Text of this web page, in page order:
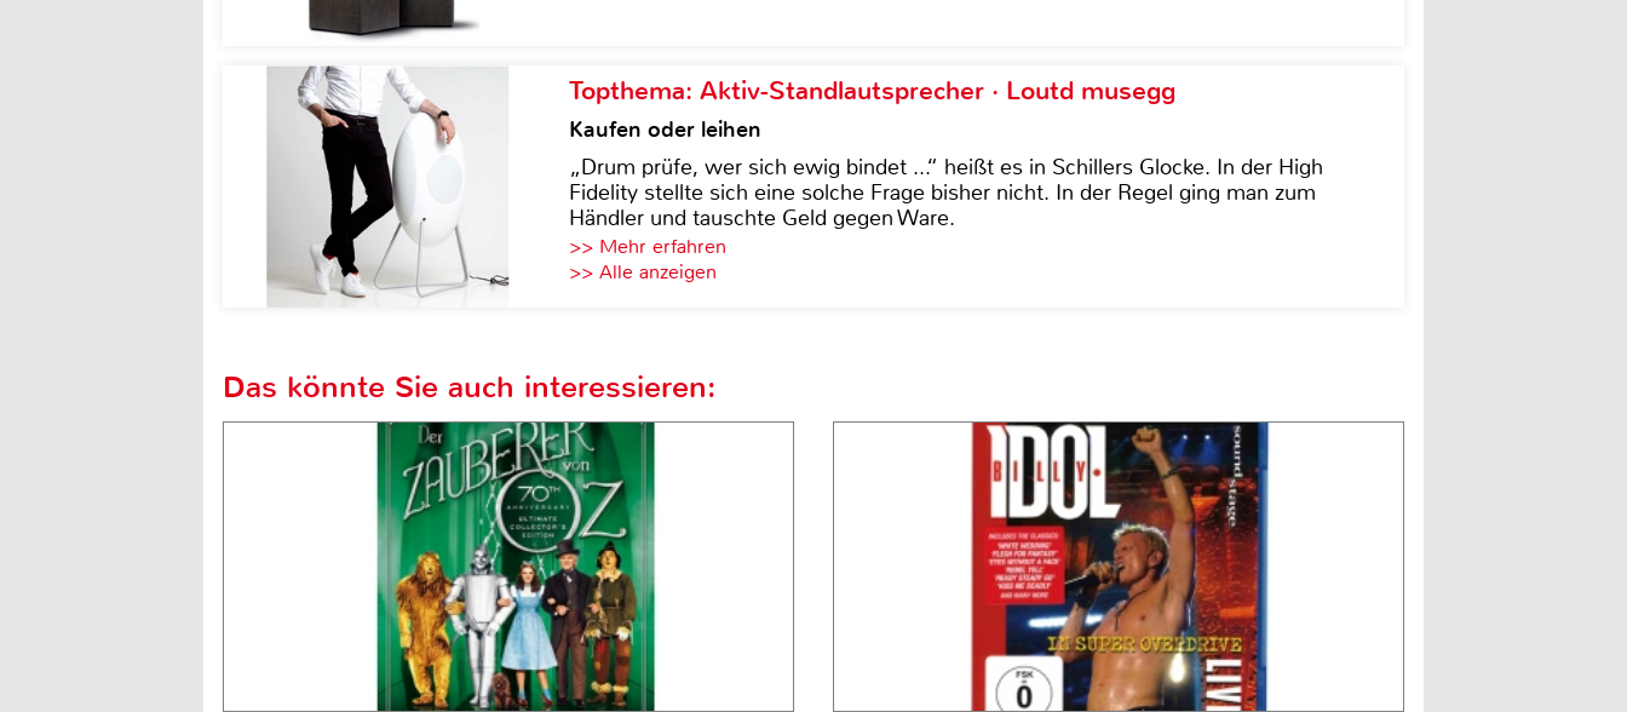
Topthema: Aktiv-Standlautsprecher · Loutd musegg
Kaufen oder leihen
„Drum prüfe, wer sich ewig bindet ...“ heißt es in Schillers Glocke. In der High
Fidelity stellte sich eine solche Frage bisher nicht. In der Regel ging man zum
Händler und tauschte Geld gegen Ware.
>> Mehr erfahren
>> Alle anzeigen
Das könnte Sie auch interessieren: